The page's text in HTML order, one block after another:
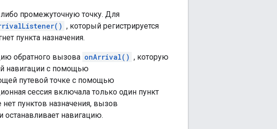
либо промежуточную точку. Для
, который регистрируется
пункта назначения.
обратного вызова onArrival() , которую
навигации с помощью
путевой точке с помощью
сессия включала только один пункт
пунктов назначения, вызов
останавливает навигацию.